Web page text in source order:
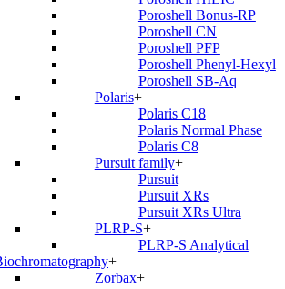
Poroshell Bonus-RP
Poroshell CN
Poroshell PFP
Poroshell Phenyl-Hexyl
Poroshell SB-Aq
Polaris+
Polaris C18
Polaris Normal Phase
Polaris C8
Pursuit family+
Pursuit
Pursuit XRs
Pursuit XRs Ultra
PLRP-S+
PLRP-S Analytical
+
Zorbax+